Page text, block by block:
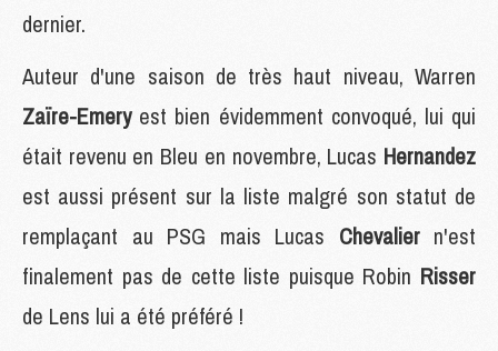
dernier.
Auteur d'une saison de très haut niveau, Warren
Zaïre-Emery est bien évidemment convoqué, lui qui
était revenu en Bleu en novembre, Lucas Hernandez
est aussi présent sur la liste malgré son statut de
remplaçant au PSG mais Lucas Chevalier n'est
finalement pas de cette liste puisque Robin Risser
de Lens lui a été préféré !